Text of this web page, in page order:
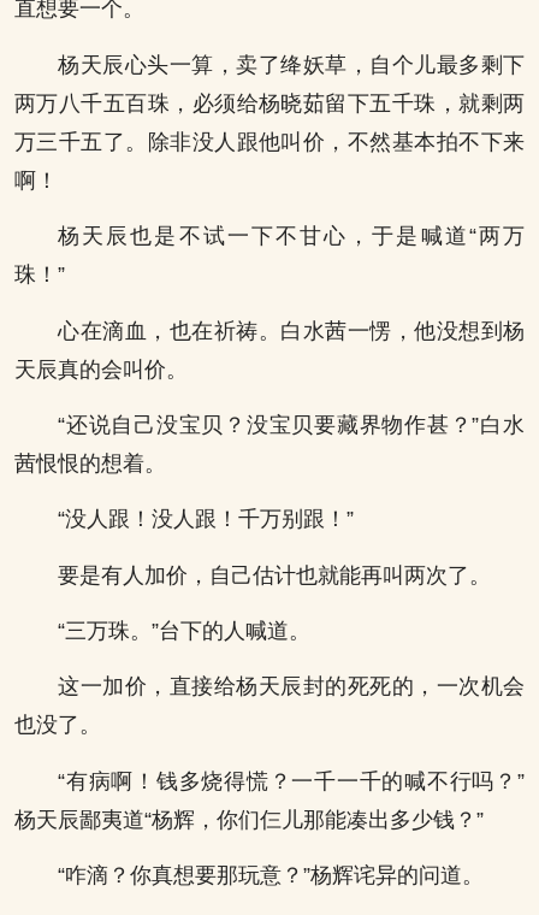
直想要一个。
杨天辰心头一算，卖了绛妖草，自个儿最多剩下
两万八千五百珠，必须给杨晓茹留下五千珠，就剩两
万三千五了。除非没人跟他叫价，不然基本拍不下来
啊！
杨天辰也是不试一下不甘心，于是喊道“两万
珠！”
心在滴血，也在祈祷。白水茜一愣，他没想到杨
天辰真的会叫价。
“还说自己没宝贝？没宝贝要藏界物作甚？”白水
茜恨恨的想着。
“没人跟！没人跟！千万别跟！”
要是有人加价，自己估计也就能再叫两次了。
“三万珠。”台下的人喊道。
这一加价，直接给杨天辰封的死死的，一次机会
也没了。
“有病啊！钱多烧得慌？一千一千的喊不行吗？”
杨天辰鄙夷道“杨辉，你们仨儿那能凑出多少钱？”
“咋滴？你真想要那玩意？”杨辉诧异的问道。